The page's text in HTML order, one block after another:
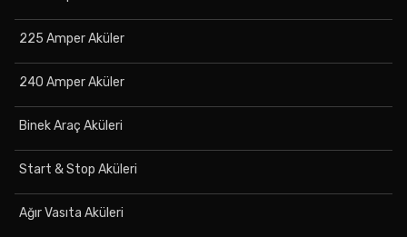
225 Amper Aküler
240 Amper Aküler
Binek Araç Aküleri
Start & Stop Aküleri
Ağır Vasıta Aküleri